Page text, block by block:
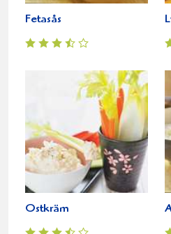
Fetasås
Ostkräm